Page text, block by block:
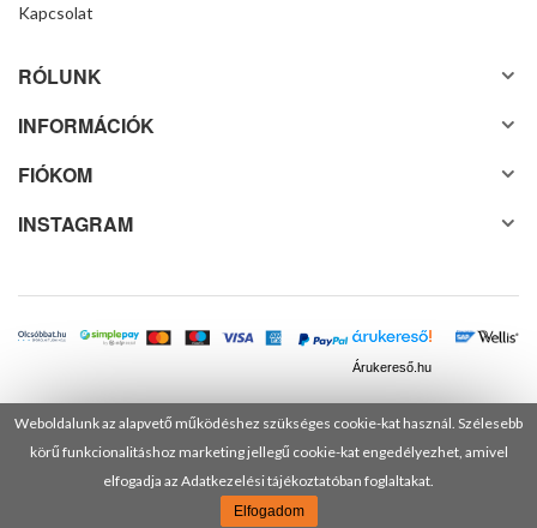
Weboldalunk az alapvető működéshez szükséges cookie-kat használ. Szélesebb
körű funkcionalitáshoz marketing jellegű cookie-kat engedélyezhet, amivel
elfogadja az Adatkezelési tájékoztatóban foglaltakat.
Elfogadom
Kapcsolat
RÓLUNK
INFORMÁCIÓK
FIÓKOM
INSTAGRAM
Árukereső.hu
© 2025 Minden jog fenntartva! DANUSA Hungary Kft.